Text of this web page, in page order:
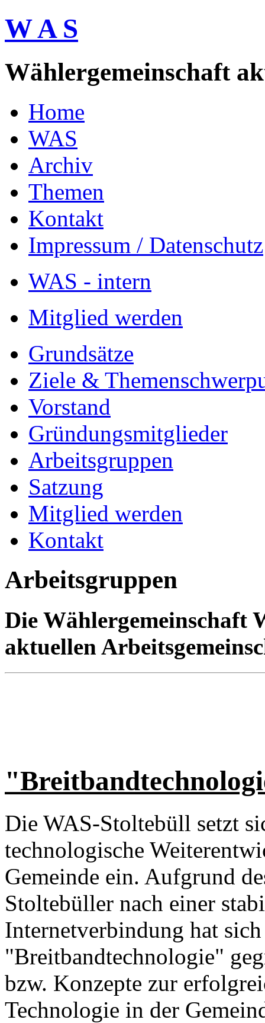
W A S
Wählergemeinschaft
Home
WAS
Archiv
Themen
Kontakt
Impressum / Datenschutz
WAS - intern
Mitglied werden
Grundsätze
Ziele &
Vorstand
Gründungsmitglieder
Arbeitsgruppen
Satzung
Mitglied werden
Kontakt
Arbeitsgruppen
Die Wählergemeinschaft
aktuellen
Die WAS-Stoltebüll setzt
technologische
Gemeinde ein. Aufgrund
Stoltebüller nach einer
Internetverbindung hat
"Breitbandtechnologie"
bzw. Konzepte zur
Technologie in der